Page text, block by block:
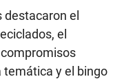
destacaron el
el
y el bingo